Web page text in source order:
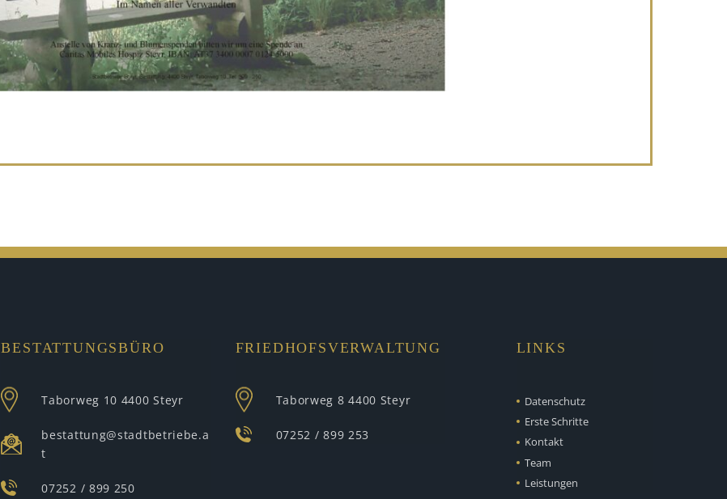
BESTATTUNGSBÜRO
Taborweg 10 4400 Steyr
bestattung@stadtbetriebe.a
t
07252 / 899 250
FRIEDHOFSVERWALTUNG
Taborweg 8 4400 Steyr
07252 / 899 253
LINKS
Datenschutz
Erste Schritte
Kontakt
Team
Leistungen